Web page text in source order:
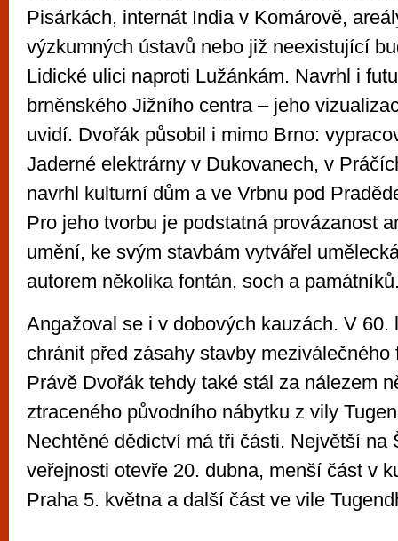
Pisárkách, internát India v Komárově,
výzkumných ústavů nebo již neexistující
Lidické ulici naproti Lužánkám. Navrhl i
brněnského Jižního centra – jeho
uvidí. Dvořák působil i mimo Brno:
Jaderné elektrárny v Dukovanech, v
navrhl kulturní dům a ve Vrbnu pod
Pro jeho tvorbu je podstatná provázanost
umění, ke svým stavbám vytvářel
autorem několika fontán, soch a
Angažoval se i v dobových kauzách. V 60.
chránit před zásahy stavby meziválečného
Právě Dvořák tehdy také stál za nálezem
ztraceného původního nábytku z vily
Nechtěné dědictví má tři části. Největší na
veřejnosti otevře 20. dubna, menší část v
Praha 5. května a další část ve vile